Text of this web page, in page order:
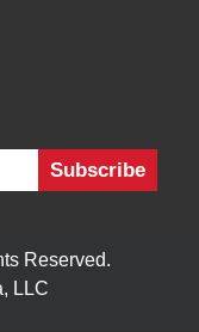
Reserved.
LLC